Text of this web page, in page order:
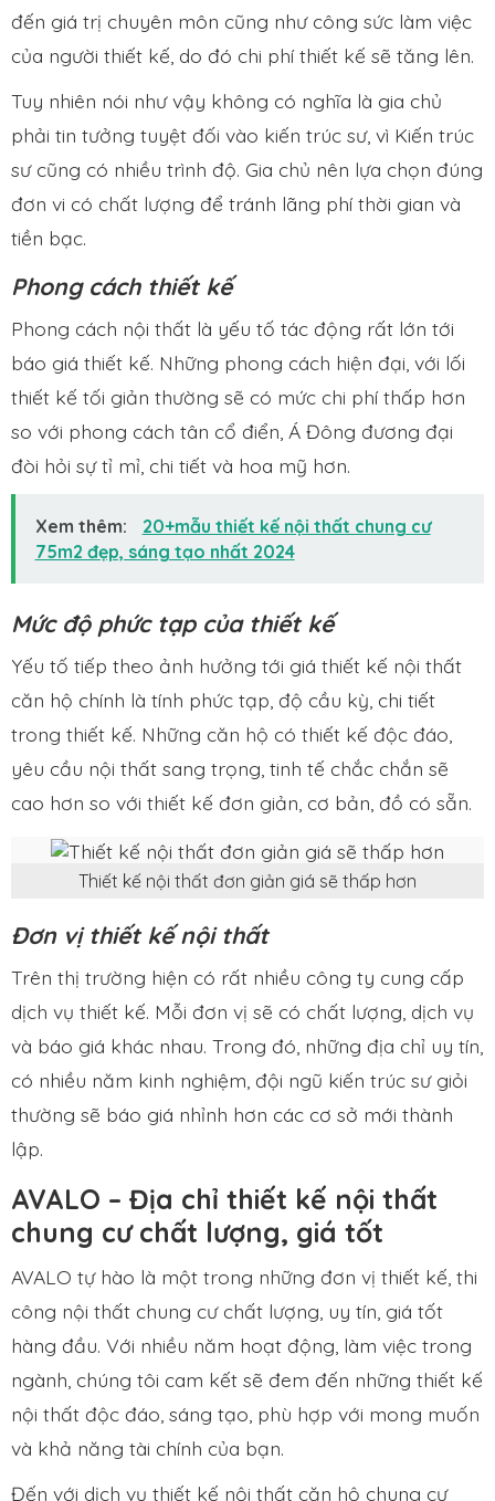
đến giá trị chuyên môn cũng như công sức làm việc
của người thiết kế, do đó chi phí thiết kế sẽ tăng lên.
Tuy nhiên nói như vậy không có nghĩa là gia chủ
phải tin tưởng tuyệt đối vào kiến trúc sư, vì Kiến trúc
sư cũng có nhiều trình độ. Gia chủ nên lựa chọn đúng
đơn vi có chất lượng để tránh lãng phí thời gian và
tiền bạc.
Phong cách thiết kế
Phong cách nội thất là yếu tố tác động rất lớn tới
báo giá thiết kế. Những phong cách hiện đại, với lối
thiết kế tối giản thường sẽ có mức chi phí thấp hơn
so với phong cách tân cổ điển, Á Đông đương đại
đòi hỏi sự tỉ mỉ, chi tiết và hoa mỹ hơn.
Xem thêm:
20+mẫu thiết kế nội thất chung cư
75m2 đẹp, sáng tạo nhất 2024
Mức độ phức tạp của thiết kế
Yếu tố tiếp theo ảnh hưởng tới giá thiết kế nội thất
căn hộ chính là tính phức tạp, độ cầu kỳ, chi tiết
trong thiết kế. Những căn hộ có thiết kế độc đáo,
yêu cầu nội thất sang trọng, tinh tế chắc chắn sẽ
cao hơn so với thiết kế đơn giản, cơ bản, đồ có sẵn.
Thiết kế nội thất đơn giản giá sẽ thấp hơn
Đơn vị thiết kế nội thất
Trên thị trường hiện có rất nhiều công ty cung cấp
dịch vụ thiết kế. Mỗi đơn vị sẽ có chất lượng, dịch vụ
và báo giá khác nhau. Trong đó, những địa chỉ uy tín,
có nhiều năm kinh nghiệm, đội ngũ kiến trúc sư giỏi
thường sẽ báo giá nhỉnh hơn các cơ sở mới thành
lập.
AVALO – Địa chỉ thiết kế nội thất
chung cư chất lượng, giá tốt
AVALO tự hào là một trong những đơn vị thiết kế, thi
công nội thất chung cư chất lượng, uy tín, giá tốt
hàng đầu. Với nhiều năm hoạt động, làm việc trong
ngành, chúng tôi cam kết sẽ đem đến những thiết kế
nội thất độc đáo, sáng tạo, phù hợp với mong muốn
và khả năng tài chính của bạn.
Đến với dịch vụ thiết kế nội thất căn hộ chung cư